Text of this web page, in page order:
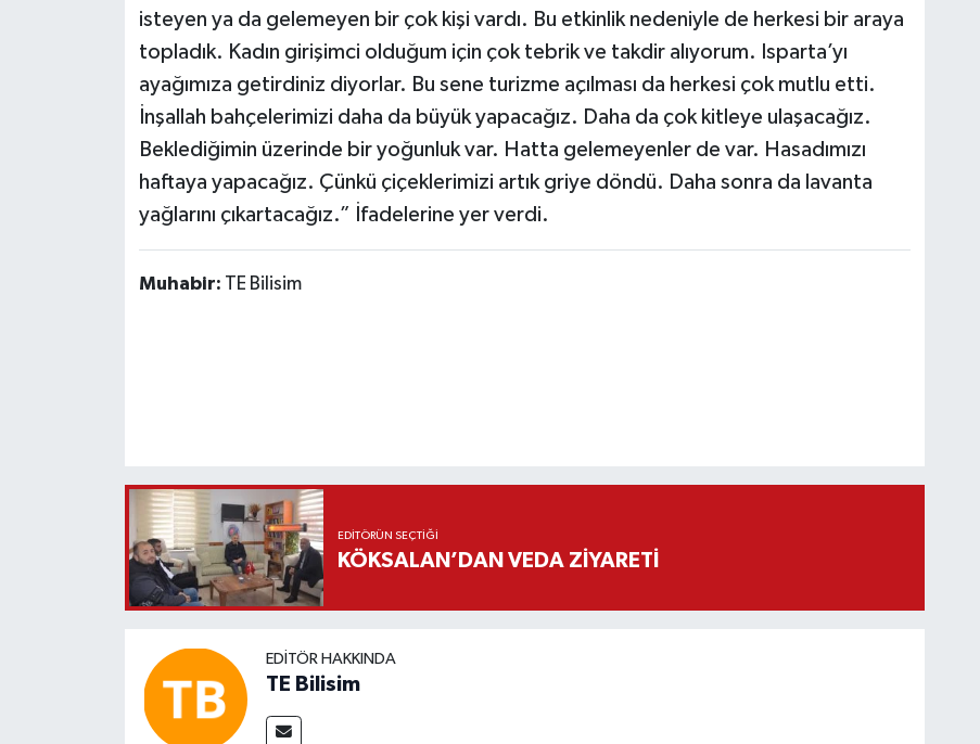
isteyen ya da gelemeyen bir çok kişi vardı. Bu etkinlik nedeniyle de herkesi bir araya
topladık. Kadın girişimci olduğum için çok tebrik ve takdir alıyorum. Isparta’yı
ayağımıza getirdiniz diyorlar. Bu sene turizme açılması da herkesi çok mutlu etti.
İnşallah bahçelerimizi daha da büyük yapacağız. Daha da çok kitleye ulaşacağız.
Beklediğimin üzerinde bir yoğunluk var. Hatta gelemeyenler de var. Hasadımızı
haftaya yapacağız. Çünkü çiçeklerimizi artık griye döndü. Daha sonra da lavanta
yağlarını çıkartacağız.” İfadelerine yer verdi.
Muhabir: TE Bilisim
EDITÖRÜN SEÇTIĞI
KÖKSALAN’DAN VEDA ZİYARETİ
EDITÖR HAKKINDA
TE Bilisim